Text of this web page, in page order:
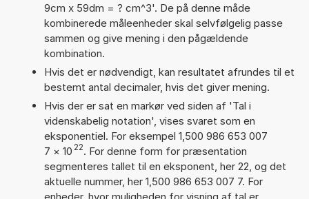
9cm x 59dm = ? cm^3'. De på denne måde
kombinerede måleenheder skal selvfølgelig passe
sammen og give mening i den pågældende
kombination.
Hvis det er nødvendigt, kan resultatet afrundes til et
bestemt antal decimaler, hvis det giver mening.
Hvis der er sat en markør ved siden af 'Tal i
videnskabelig notation', vises svaret som en
eksponentiel. For eksempel 1,500 986 653 007
7 × 10 22. For denne form for præsentation
segmenteres tallet til en eksponent, her 22, og det
aktuelle nummer, her 1,500 986 653 007 7. For
enheder, hvor muligheden for visning af tal er